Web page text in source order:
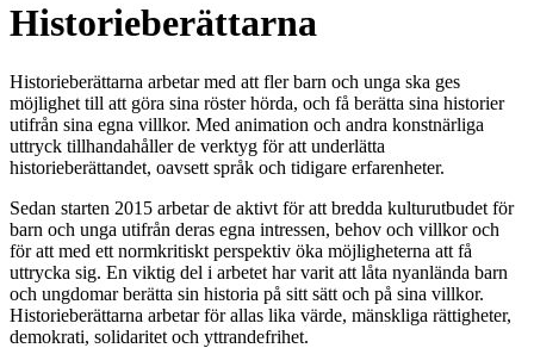
Historieberättarna
Historieberättarna arbetar med att fler barn och unga ska ges
möjlighet till att göra sina röster hörda, och få berätta sina historier
utifrån sina egna villkor. Med animation och andra konstnärliga
uttryck tillhandahåller de verktyg för att underlätta
historieberättandet, oavsett språk och tidigare erfarenheter.
Sedan starten 2015 arbetar de aktivt för att bredda kulturutbudet för
barn och unga utifrån deras egna intressen, behov och villkor och
för att med ett normkritiskt perspektiv öka möjligheterna att få
uttrycka sig. En viktig del i arbetet har varit att låta nyanlända barn
och ungdomar berätta sin historia på sitt sätt och på sina villkor.
Historieberättarna arbetar för allas lika värde, mänskliga rättigheter,
demokrati, solidaritet och yttrandefrihet.